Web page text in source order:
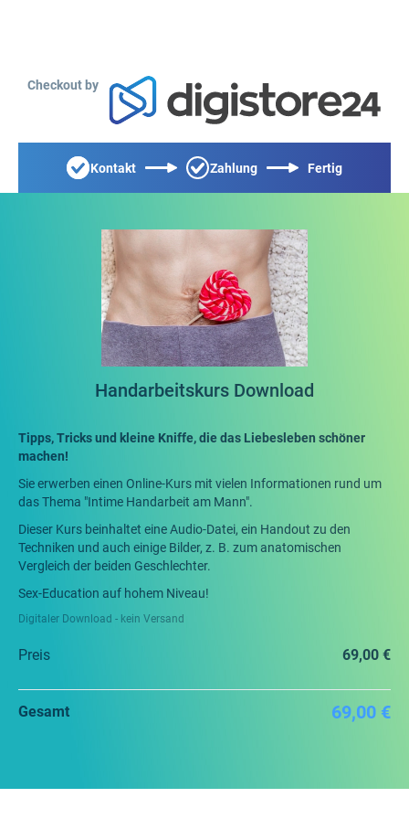
Checkout by
Kontakt Zahlung Fertig
Handarbeitskurs Download
Tipps, Tricks und kleine Kniffe, die das Liebesleben schöner
machen!
Sie erwerben einen Online-Kurs mit vielen Informationen rund um
das Thema "Intime Handarbeit am Mann".
Dieser Kurs beinhaltet eine Audio-Datei, ein Handout zu den
Techniken und auch einige Bilder, z. B. zum anatomischen
Vergleich der beiden Geschlechter.
Sex-Education auf hohem Niveau!
Digitaler Download - kein Versand
Preis 69,00 €
Gesamt 69,00 €